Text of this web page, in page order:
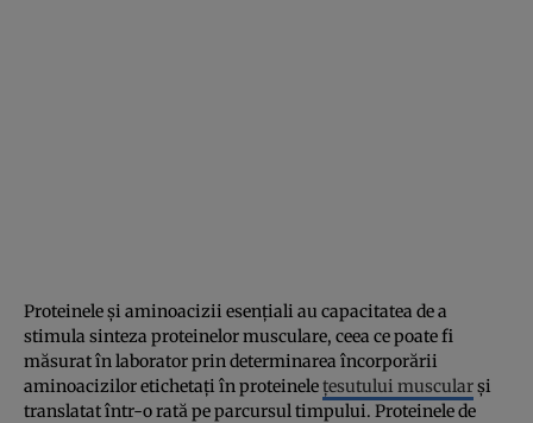
Proteinele și aminoacizii esențiali au capacitatea de a
stimula sinteza proteinelor musculare, ceea ce poate fi
măsurat în laborator prin determinarea încorporării
aminoacizilor etichetați în proteinelețesutului muscularși
translatat într-o rată pe parcursul timpului. Proteinele de